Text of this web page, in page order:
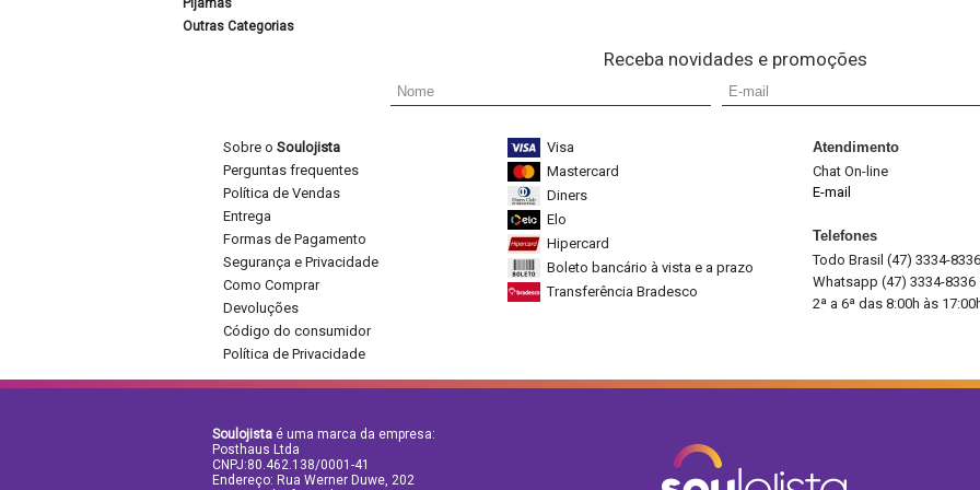
Pijamas
Outras Categorias
Receba novidades e promoções
Sobre o Soulojista
Perguntas frequentes
Política de Vendas
Entrega
Formas de Pagamento
Segurança e Privacidade
Como Comprar
Devoluções
Código do consumidor
Política de Privacidade
Visa
Mastercard
Diners
Elo
Hipercard
Boleto bancário à vista e a prazo
Transferência Bradesco
Atendimento
Chat On-line
E-mail
Telefones
Todo Brasil (47) 3334-8336
Whatsapp (47) 3334-8336
2ª a 6ª das 8:00h às
Soulojista é uma marca da empresa:
Posthaus Ltda
CNPJ:80.462.138/0001-41
Endereço: Rua Werner Duwe, 202